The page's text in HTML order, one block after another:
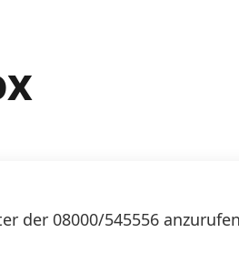
der 08000/545556